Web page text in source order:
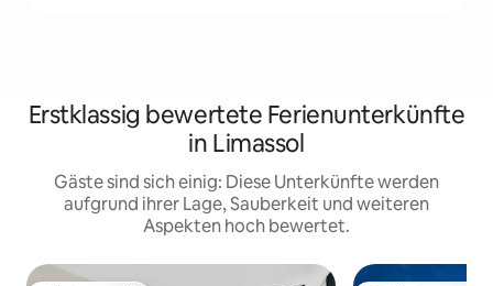
Erstklassig bewertete Ferienunterkünfte
in Limassol
Gäste sind sich einig: Diese Unterkünfte werden
aufgrund ihrer Lage, Sauberkeit und weiteren
Aspekten hoch bewertet.